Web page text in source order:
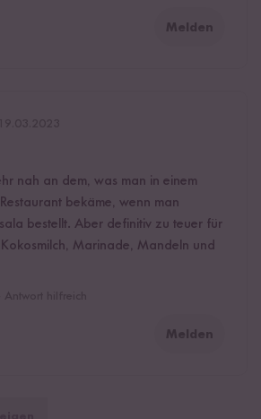
Melden
nah an dem, was man in einem
bekäme, wenn man
bestellt. Aber definitiv zu teuer für
Marinade, Mandeln und
Melden